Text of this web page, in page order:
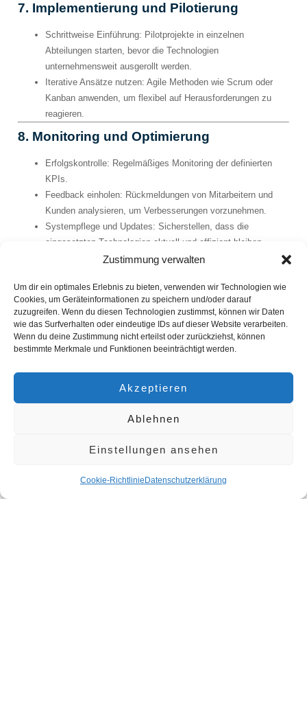
Zustimmung verwalten
Um dir ein optimales Erlebnis zu bieten, verwenden wir Technologien wie
Cookies, um Geräteinformationen zu speichern und/oder darauf
zuzugreifen. Wenn du diesen Technologien zustimmst, können wir Daten
wie das Surfverhalten oder eindeutige IDs auf dieser Website verarbeiten.
Wenn du deine Zustimmung nicht erteilst oder zurückziehst, können
bestimmte Merkmale und Funktionen beeinträchtigt werden.
Akzeptieren
Ablehnen
Einstellungen ansehen
Cookie-Richtlinie Datenschutzerklärung
7. Implementierung und Pilotierung
Schrittweise Einführung: Pilotprojekte in einzelnen
Abteilungen starten, bevor die Technologien
unternehmensweit ausgerollt werden.
Iterative Ansätze nutzen: Agile Methoden wie Scrum oder
Kanban anwenden, um flexibel auf Herausforderungen zu
reagieren.
8. Monitoring und Optimierung
Erfolgskontrolle: Regelmäßiges Monitoring der definierten
KPIs.
Feedback einholen: Rückmeldungen von Mitarbeitern und
Kunden analysieren, um Verbesserungen vorzunehmen.
Systempflege und Updates: Sicherstellen, dass die
eingesetzten Technologien aktuell und effizient bleiben.
9. Budget- und Ressourcenplanung
Kosten-Nutzen-Analyse: Potenzielle Einsparungen und
Mehrwerte gegenüber den Investitionen abwägen.
Fördermittel und Finanzierung: Prüfen, ob staatliche
Förderprogramme oder Zuschüsse in Anspruch genommen
werden können.
Innovationen beobachten: Regelmäßig technologische
Trends (z. B. KI, IoT, Blockchain) prüfen und bewerten.
Digitalisierungsstrategie mit dem Wachstum des
Nachhaltigkeit: Technologien einsetzen, die energieeffizient